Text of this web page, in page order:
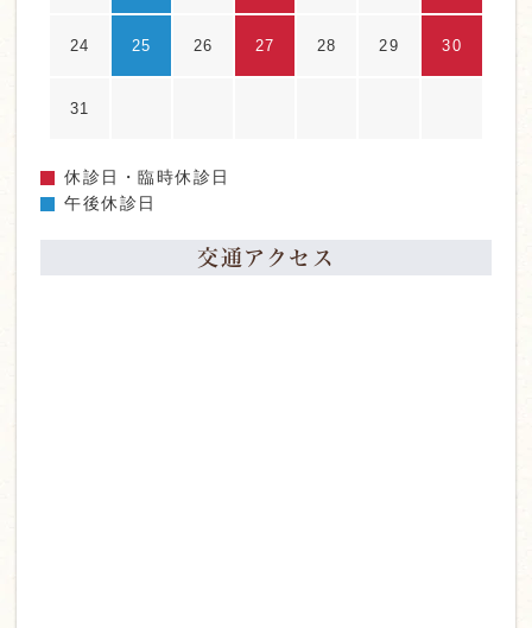
24 25 26 27 28 29 30
31
休診日・臨時休診日
午後休診日
交通アクセス